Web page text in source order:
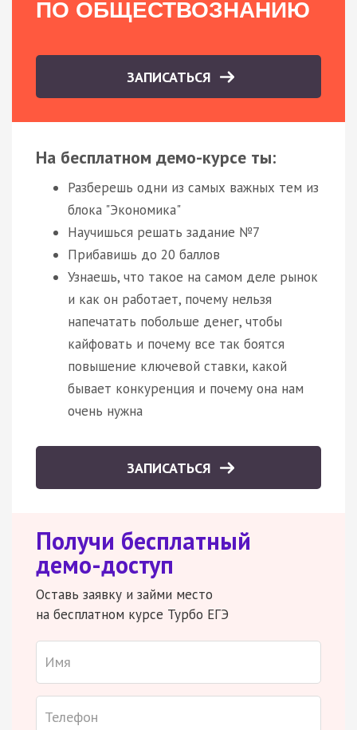
ПО ОБЩЕСТВОЗНАНИЮ
ЗАПИСАТЬСЯ
На бесплатном демо-курсе ты:
Разберешь одни из самых важных тем из
блока "Экономика"
Научишься решать задание №7
Прибавишь до 20 баллов
Узнаешь, что такое на самом деле рынок
и как он работает, почему нельзя
напечатать побольше денег, чтобы
кайфовать и почему все так боятся
повышение ключевой ставки, какой
бывает конкуренция и почему она нам
очень нужна
ЗАПИСАТЬСЯ
Получи бесплатный
демо-доступ
Оставь заявку и займи место
на бесплатном курсе Турбо ЕГЭ